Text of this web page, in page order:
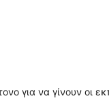
για να γίνουν οι